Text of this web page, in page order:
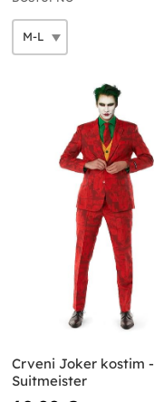
Crveni Joker kostim -
Suitmeister